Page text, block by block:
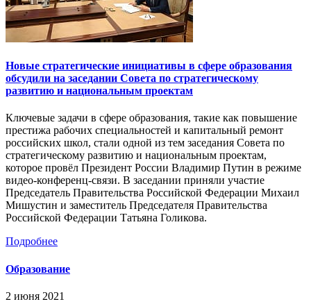
Новые стратегические инициативы в сфере образования
обсудили на заседании Совета по стратегическому
развитию и национальным проектам
Ключевые задачи в сфере образования, такие как повышение
престижа рабочих специальностей и капитальный ремонт
российских школ, стали одной из тем заседания Совета по
стратегическому развитию и национальным проектам,
которое провёл Президент России Владимир Путин в режиме
видео-конференц-связи. В заседании приняли участие
Председатель Правительства Российской Федерации Михаил
Мишустин и заместитель Председателя Правительства
Российской Федерации Татьяна Голикова.
Подробнее
Образование
2 июня 2021